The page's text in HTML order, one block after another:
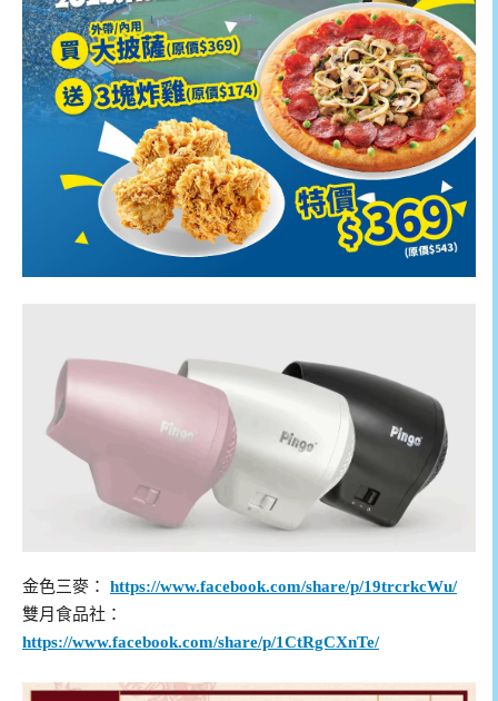
金色三麥： https://www.facebook.com/share/p/19trcrkcWu/
雙月食品社：
https://www.facebook.com/share/p/1CtRgCXnTe/